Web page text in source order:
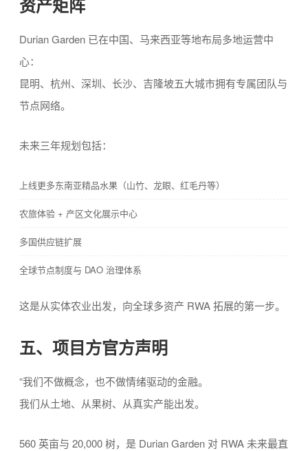
Durian Garden 已在中国、马来西亚等地布局多地运营中
心：
昆明、杭州、深圳、长沙、吉隆坡五大城市拥有专属团队与
节点网络。
未来三年规划包括：
上线更多东南亚精品水果（山竹、龙眼、红毛丹等）
农旅体验 + 产区文化展示中心
多国供应链扩展
全球节点制度与 DAO 治理体系
这是从实体农业出发，向全球多资产 RWA 拓展的第一步。
五、项目方官方声明
“我们不做概念，也不做情绪驱动的金融。
我们从土地、从果树、从真实产能出发。
560 英亩与 20,000 树，是 Durian Garden 对 RWA 未来最直